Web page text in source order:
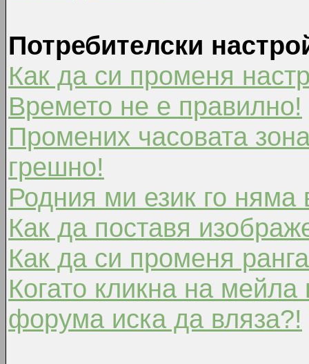
Потребителски
Как да си променя
Времето не е правилно!
Промених часовата
грешно!
Родния ми език го няма
Как да поставя
Как да си променя
Когато кликна на
форума иска да вляза?!